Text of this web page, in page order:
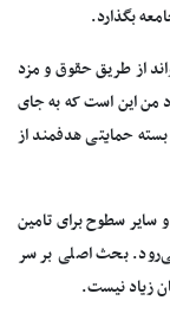
بگذارد.
از طریق حقوق و مزد
من این است که به جای
حمایتی هدفمند از
سطوح برای تامین
بحث اصلی بر سر
زیاد نیست.